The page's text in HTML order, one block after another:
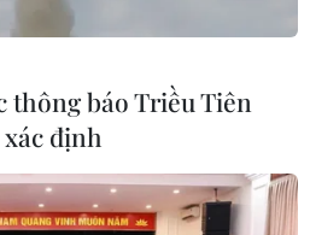
thông báo Triều Tiên
định